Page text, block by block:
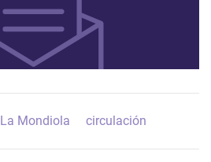
La Mondiola circulación